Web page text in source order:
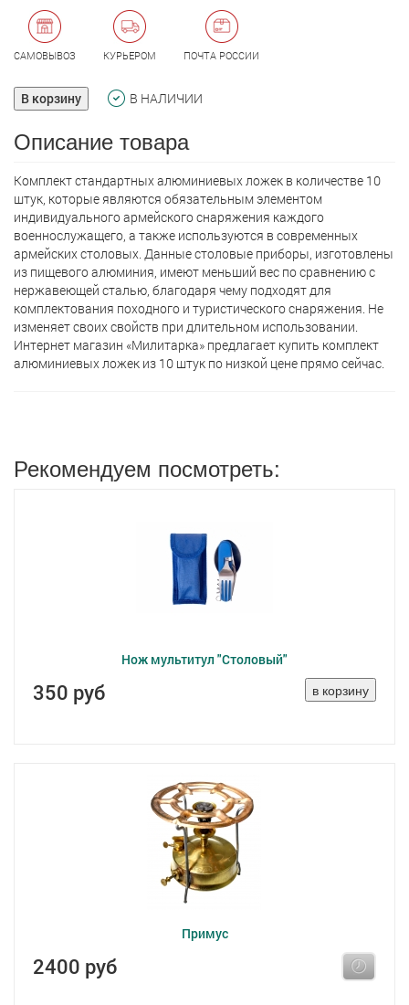
САМОВЫВОЗ КУРЬЕРОМ ПОЧТА РОССИИ
В корзину В НАЛИЧИИ
Описание товара
Комплект стандартных алюминиевых ложек в количестве 10
штук, которые являются обязательным элементом
индивидуального армейского снаряжения каждого
военнослужащего, а также используются в современных
армейских столовых. Данные столовые приборы, изготовлены
из пищевого алюминия, имеют меньший вес по сравнению с
нержавеющей сталью, благодаря чему подходят для
комплектования походного и туристического снаряжения. Не
изменяет своих свойств при длительном использовании.
Интернет магазин «Милитарка» предлагает кyпить комплект
алюминиевых ложек из 10 штук по низкой цене прямо сейчас.
Рекомендуем посмотреть:
Нож мультитул "Столовый"
350 руб
Примус
2400 руб